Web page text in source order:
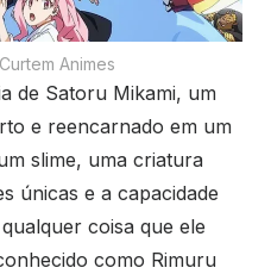
Animes
de Satoru Mikami, um
e reencarnado em um
slime, uma criatura
únicas e a capacidade
coisa que ele
como Rimuru